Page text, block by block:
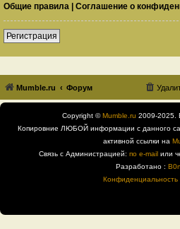
Общие правила | Соглашение о
Регистрация
Mumble.ru Форум
Copyright ©Mumble.ru 2009-2025.
Копировние ЛЮБОЙ информации с данного
активной ссылки на
Связь с Администрацией: по e-mail или
Разработано :
Конфиденциальность